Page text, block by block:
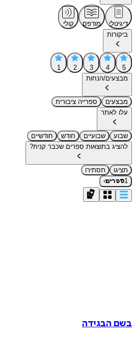
דיגיטלי מודפס
קולי
ביקורות
5
4
3
2
1
מבצעים/הנחות
מבצעים
ספרייה ציבורית
עלו לאתר
שבוע שבועיים חודש
חודשיים
להציג בתוצאות ספרים שכבר קנית?
תציגו
תסתירו
1ספרים›
בשם הבגידה